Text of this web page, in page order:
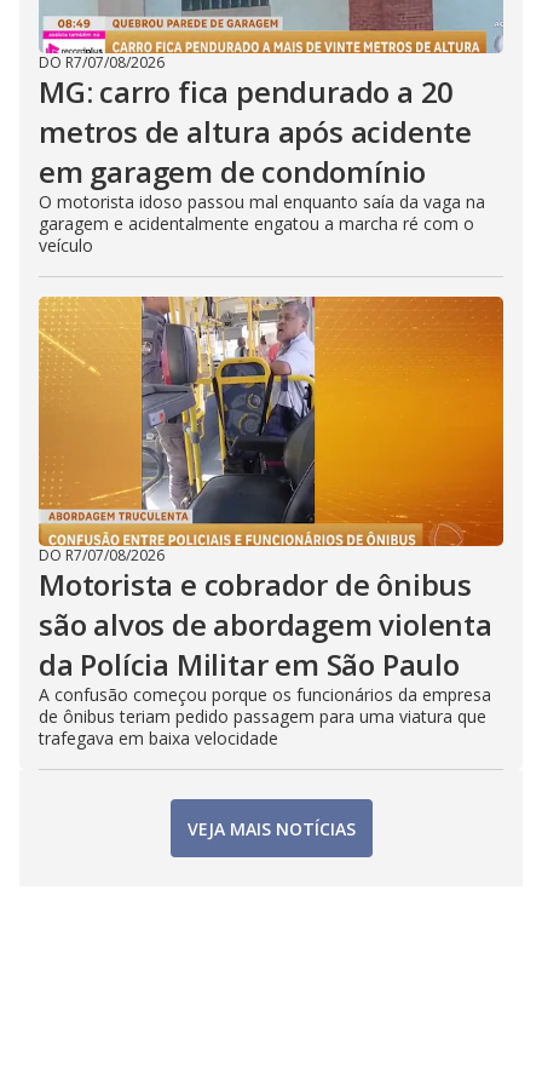
DO R7/07/08/2026
MG: carro fica pendurado a 20
metros de altura após acidente
em garagem de condomínio
O motorista idoso passou mal enquanto saía da vaga na
garagem e acidentalmente engatou a marcha ré com o
veículo
DO R7/07/08/2026
Motorista e cobrador de ônibus
são alvos de abordagem violenta
da Polícia Militar em São Paulo
A confusão começou porque os funcionários da empresa
de ônibus teriam pedido passagem para uma viatura que
trafegava em baixa velocidade
VEJA MAIS NOTÍCIAS